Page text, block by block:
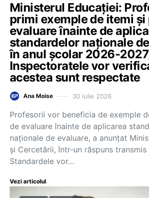
Ministerul Educației:
primi exemple de itemi și
evaluare înainte de
standardelor naționale
în anul școlar 2026-
Inspectoratele vor
acestea sunt respectate
Ana Moise 30 iulie 2026
Profesorii vor beneficia de exemple
de evaluare înainte de aplicarea
naționale de evaluare, a anunțat
și Cercetării, într-un răspuns transmis
Standardele vor…
Vezi articolul